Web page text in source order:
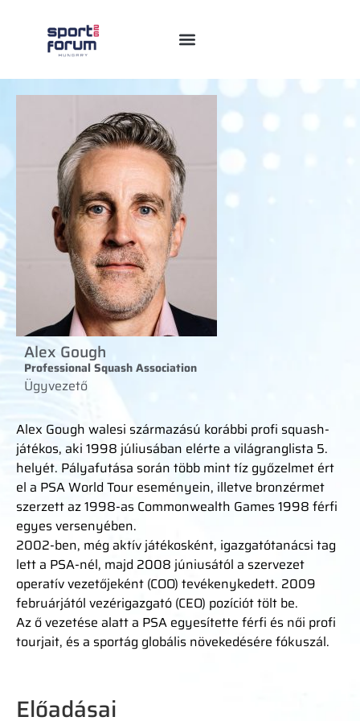
Alex Gough
Professional Squash Association
Ügyvezető
Alex Gough walesi származású korábbi profi squash-
játékos, aki 1998 júliusában elérte a világranglista 5.
helyét. Pályafutása során több mint tíz győzelmet ért
el a PSA World Tour eseményein, illetve bronzérmet
szerzett az 1998-as Commonwealth Games 1998 férfi
egyes versenyében.
2002-ben, még aktív játékosként, igazgatótanácsi tag
lett a PSA-nél, majd 2008 júniusától a szervezet
operatív vezetőjeként (COO) tevékenykedett. 2009
februárjától vezérigazgató (CEO) pozíciót tölt be.
Az ő vezetése alatt a PSA egyesítette férfi és női profi
tourjait, és a sportág globális növekedésére fókuszál.
Előadásai